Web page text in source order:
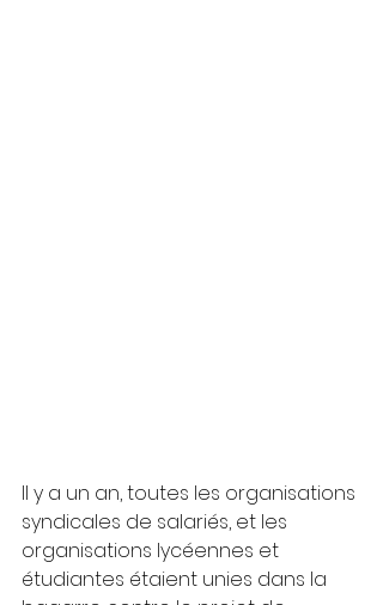
Il y a un an, toutes les organisations
syndicales de salariés, et les
organisations lycéennes et
étudiantes étaient unies dans la